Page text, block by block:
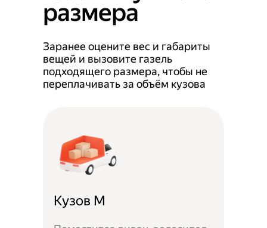
размера
Заранее оцените вес и габариты
вещей и вызовите газель
подходящего размера, чтобы не
переплачивать за объём кузова
Кузов M